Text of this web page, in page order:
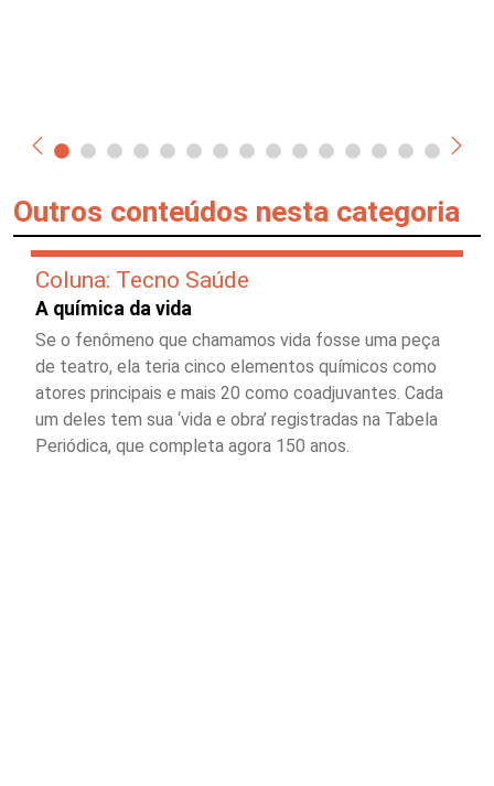
Outros conteúdos nesta categoria
Coluna: Tecno Saúde
A química da vida
Se o fenômeno que chamamos vida fosse uma peça
de teatro, ela teria cinco elementos químicos como
atores principais e mais 20 como coadjuvantes. Cada
um deles tem sua ‘vida e obra’ registradas na Tabela
Periódica, que completa agora 150 anos.